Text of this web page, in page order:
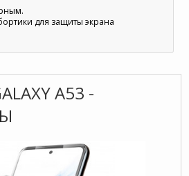
для защиты экрана
A53 -